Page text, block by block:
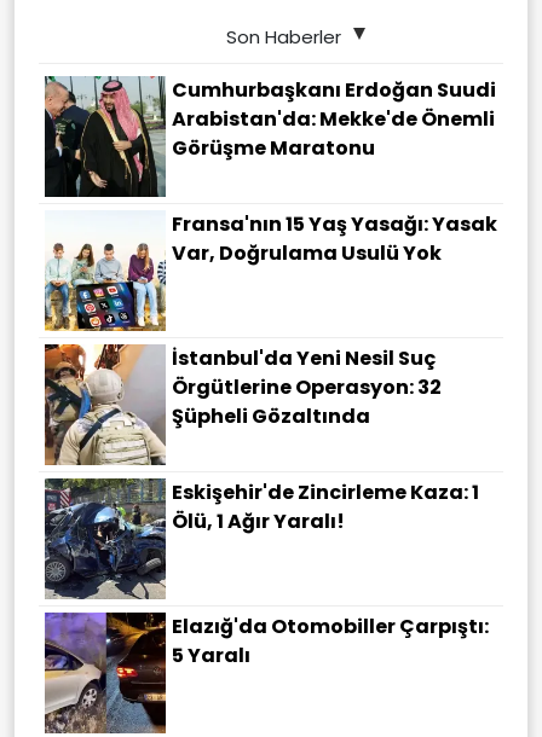
Son Haberler
Cumhurbaşkanı Erdoğan Suudi
Arabistan'da: Mekke'de Önemli
Görüşme Maratonu
Fransa'nın 15 Yaş Yasağı: Yasak
Var, Doğrulama Usulü Yok
İstanbul'da Yeni Nesil Suç
Örgütlerine Operasyon: 32
Şüpheli Gözaltında
Eskişehir'de Zincirleme Kaza: 1
Ölü, 1 Ağır Yaralı!
Elazığ'da Otomobiller Çarpıştı:
5 Yaralı